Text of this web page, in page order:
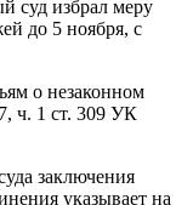
суд избрал меру
до 5 ноября, с
о незаконном
ч. 1 ст. 309 УК
заключения
указывает на